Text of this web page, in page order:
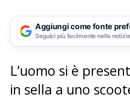
Aggiungi come fonte
Seguici più facilmente nelle
L’uomo si è
in sella a uno